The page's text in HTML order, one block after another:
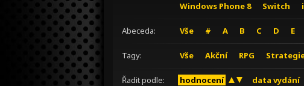
Windows Phone 8
Switch
Abeceda: Vše # A B C D E
Tagy: Vše Akční RPG
Řadit podle: hodnocení data vydání